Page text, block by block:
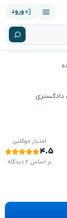
ورود
دادگستری
امتیاز موکلین
۴.۵
بر اساس ۲ دیدگاه